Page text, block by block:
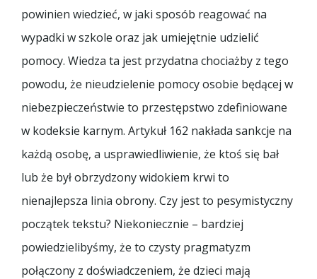
powinien wiedzieć, w jaki sposób reagować na
wypadki w szkole oraz jak umiejętnie udzielić
pomocy. Wiedza ta jest przydatna chociażby z tego
powodu, że nieudzielenie pomocy osobie będącej w
niebezpieczeństwie to przestępstwo zdefiniowane
w kodeksie karnym. Artykuł 162 nakłada sankcje na
każdą osobę, a usprawiedliwienie, że ktoś się bał
lub że był obrzydzony widokiem krwi to
nienajlepsza linia obrony. Czy jest to pesymistyczny
początek tekstu? Niekoniecznie – bardziej
powiedzielibyśmy, że to czysty pragmatyzm
połączony z doświadczeniem, że dzieci mają